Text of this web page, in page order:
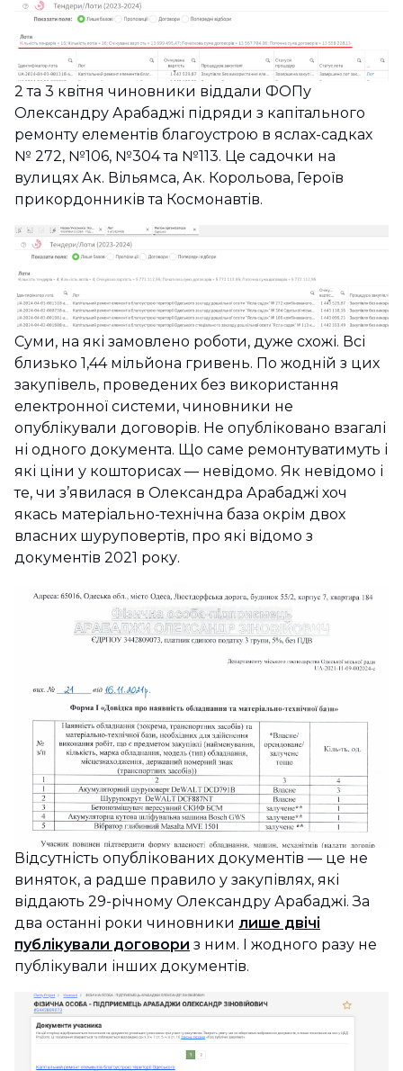
2 та 3 квітня чиновники віддали ФОПу
Олександру Арабаджі підряди з капітального
ремонту елементів благоустрою в яслах-садках
№ 272, №106, №304 та №113. Це садочки на
вулицях Ак. Вільямса, Ак. Корольова, Героїв
прикордонників та Космонавтів.
Суми, на які замовлено роботи, дуже схожі. Всі
близько 1,44 мільйона гривень. По жодній з цих
закупівель, проведених без використання
електронної системи, чиновники не
опублікували договорів. Не опубліковано взагалі
ні одного документа. Що саме ремонтуватимуть і
які ціни у кошторисах — невідомо. Як невідомо і
те, чи з’явилася в Олександра Арабаджі хоч
якась матеріально-технічна база окрім двох
власних шуруповертів, про які відомо з
документів 2021 року.
Відсутність опублікованих документів — це не
виняток, а радше правило у закупівлях, які
віддають 29-річному Олександру Арабаджі. За
два останні роки чиновники лише двічі
публікували договори з ним. І жодного разу не
публікували інших документів.